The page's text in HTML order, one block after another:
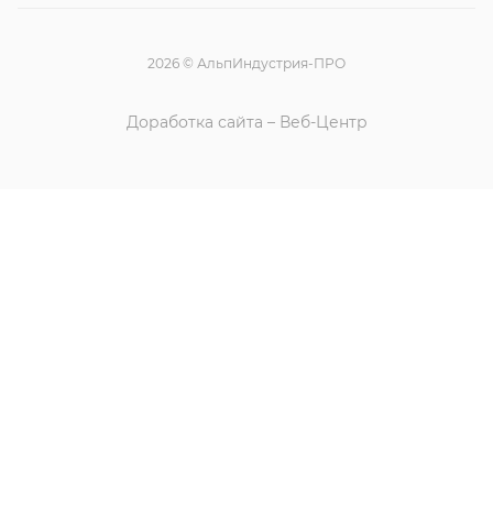
2026 © АльпИндустрия-ПРО
Доработка сайта – Веб-Центр